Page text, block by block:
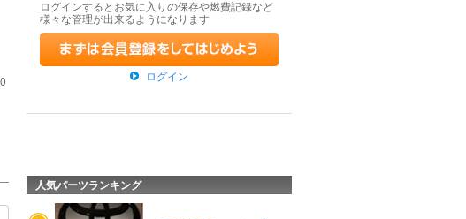
ログインするとお気に入りの保存や燃費記録など
様々な管理が出来るようになります
ログイン
人気パーツランキング